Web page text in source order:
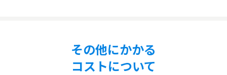
その他にかかる
コストについて